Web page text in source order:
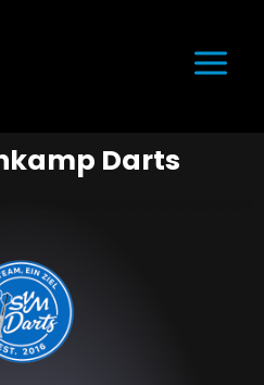
Darts